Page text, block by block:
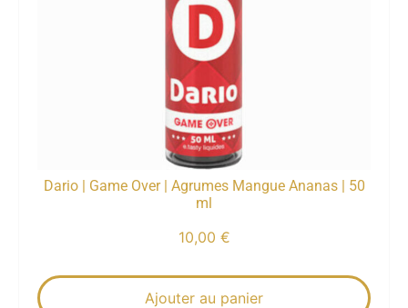
Dario | Game Over | Agrumes Mangue Ananas | 50
ml
10,00 €
Ajouter au panier